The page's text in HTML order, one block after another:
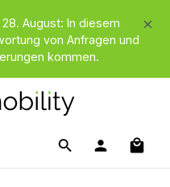
August: In diesem
von Anfragen und
kommen.